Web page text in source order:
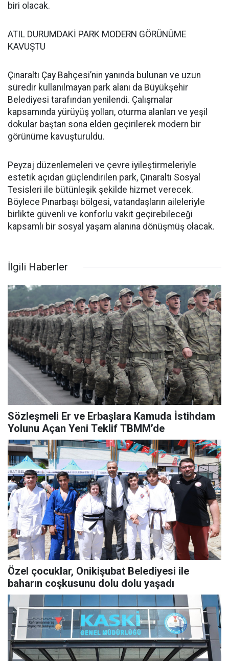
biri olacak.
ATIL DURUMDAKİ PARK MODERN GÖRÜNÜME
KAVUŞTU
Çınaraltı Çay Bahçesi’nin yanında bulunan ve uzun
süredir kullanılmayan park alanı da Büyükşehir
Belediyesi tarafından yenilendi. Çalışmalar
kapsamında yürüyüş yolları, oturma alanları ve yeşil
dokular baştan sona elden geçirilerek modern bir
görünüme kavuşturuldu.
Peyzaj düzenlemeleri ve çevre iyileştirmeleriyle
estetik açıdan güçlendirilen park, Çınaraltı Sosyal
Tesisleri ile bütünleşik şekilde hizmet verecek.
Böylece Pınarbaşı bölgesi, vatandaşların aileleriyle
birlikte güvenli ve konforlu vakit geçirebileceği
kapsamlı bir sosyal yaşam alanına dönüşmüş olacak.
İlgili Haberler
Sözleşmeli Er ve Erbaşlara Kamuda İstihdam
Yolunu Açan Yeni Teklif TBMM’de
Özel çocuklar, Onikişubat Belediyesi ile
baharın coşkusunu dolu dolu yaşadı